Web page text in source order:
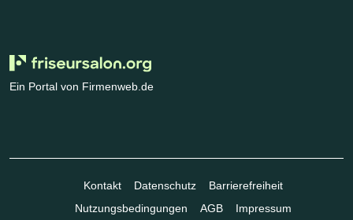
Ein Portal von Firmenweb.de
Kontakt Datenschutz
Barrierefreiheit
Nutzungsbedingungen
AGB Impressum